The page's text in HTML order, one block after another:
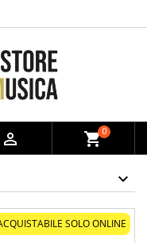
 shopping_cart0
SOLO ONLINE